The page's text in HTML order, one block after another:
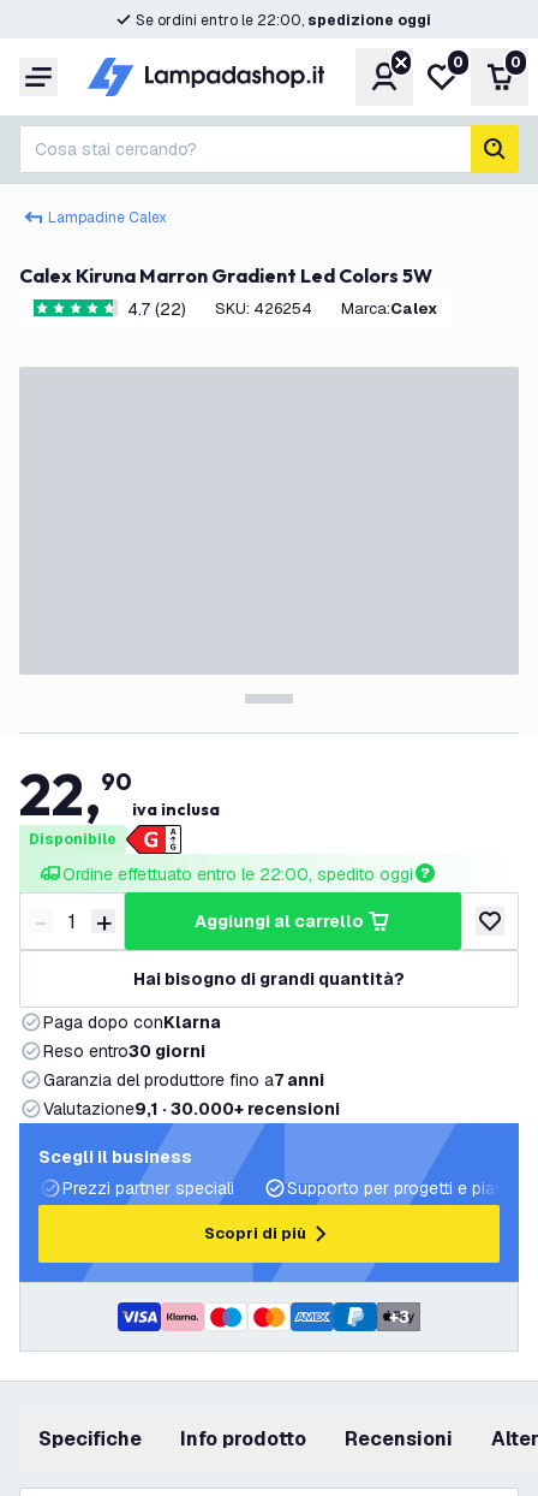
Se ordini entro le 22:00, spedizione oggi
Menu Account
Lista
0 0
Cosa stai cercando?
Lampadine Calex
Calex Kiruna Marron Gradient Led Colors 5W
4.7 stelle di valutazione
4.7 (22) SKU: 426254 Marca: Calex
22,90
iva inclusa
Disponibile
Ordine effettuato entro le 22:00, spedito oggi
Riduci quantità
- Aumenta quantità
+ aggiungi al carrello
Hai bisogno di grandi quantità?
Paga dopo conKlarna
Reso entro30 giorni
Garanzia del produttore fino a7 anni
Valutazione9,1 · 30.000+ recensioni
Scegli il business
Prezzi partner speciali
Supporto per progetti e piani di
Scopri di più
+3
Specifiche info prodotto recensioni